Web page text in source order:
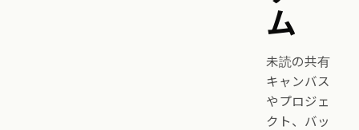
ム
未読の共有
キャンバス
やプロジェ
クト、バッ